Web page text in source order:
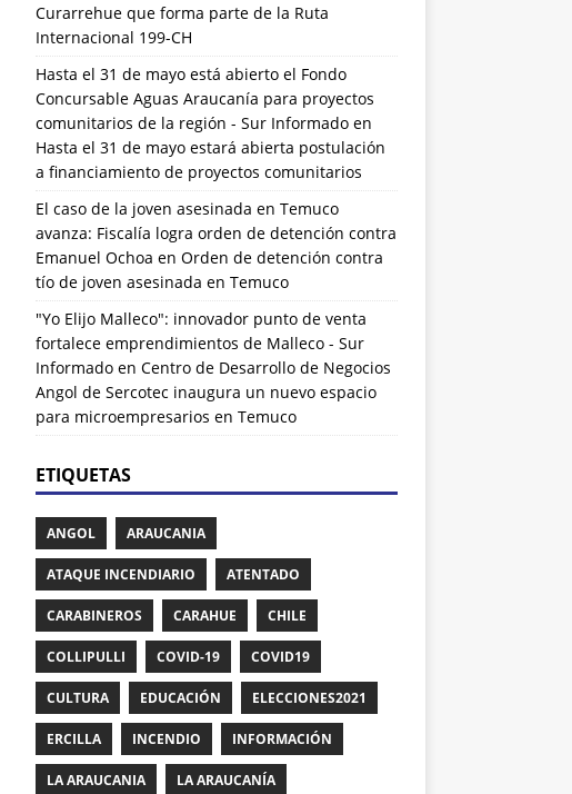
Curarrehue que forma parte de la Ruta
Internacional 199-CH
Hasta el 31 de mayo está abierto el Fondo
Concursable Aguas Araucanía para proyectos
comunitarios de la región - Sur Informadoen
Hasta el 31 de mayo estará abierta postulación
a financiamiento de proyectos comunitarios
El caso de la joven asesinada en Temuco
avanza: Fiscalía logra orden de detención contra
Emanuel Ochoa en Orden de detención contra
tío de joven asesinada en Temuco
"Yo Elijo Malleco": innovador punto de venta
fortalece emprendimientos de Malleco - Sur
Informadoen Centro de Desarrollo de Negocios
Angol de Sercotec inaugura un nuevo espacio
para microempresarios en Temuco
ETIQUETAS
ANGOL ARAUCANIA
ATAQUE INCENDIARIO ATENTADO
CARABINEROS CARAHUE CHILE
COLLIPULLI COVID-19 COVID19
CULTURA EDUCACIÓN ELECCIONES2021
ERCILLA INCENDIO INFORMACIÓN
LA ARAUCANIA LA ARAUCANÍA